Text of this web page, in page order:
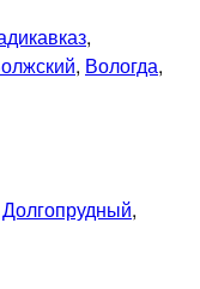
,
, Вологда,
Долгопрудный,